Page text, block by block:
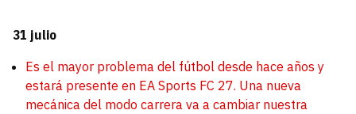
31 julio
Es el mayor problema del fútbol desde hace años y
estará presente en EA Sports FC 27. Una nueva
mecánica del modo carrera va a cambiar nuestra